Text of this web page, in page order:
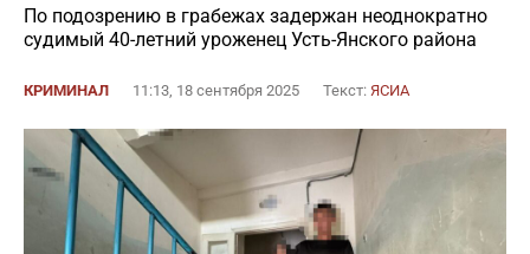
По подозрению в грабежах задержан неоднократно
судимый 40-летний уроженец Усть-Янского района
КРИМИНАЛ 11:13, 18 сентября 2025 Текст: ЯСИА